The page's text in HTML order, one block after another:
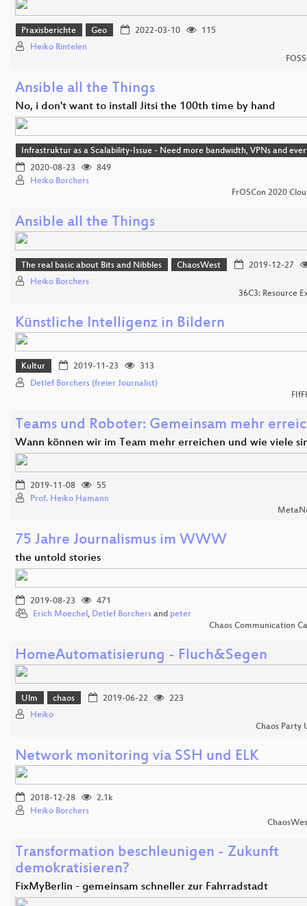
Praxisberichte Geo 2022-03-10
115
Heiko Rintelen
Ansible all the Things
No, i don't want to install Jitsi the 100th time by hand
Infrastruktur as a Scalability-Issue - Need more bandwidth, VPNs and
2020-08-23
849
Heiko Borchers
FrOSCon 2020
Ansible all the Things
The real basic about Bits and Nibbles ChaosWest
2019-12-27
Heiko Borchers
36C3: Resource
Künstliche Intelligenz in Bildern
Kultur 2019-11-23
313
Detlef Borchers (freier Journalist)
Teams und Roboter: Gemeinsam mehr
Wann können wir im Team mehr erreichen und wie viele
2019-11-08
55
Prof. Heiko Hamann
75 Jahre Journalismus im WWW
the untold stories
2019-08-23
471
Erich Moechel, Detlef Borchers and peter
Chaos Communication
HomeAutomatisierung - Fluch&Segen
Ulm chaos 2019-06-22
223
Heiko
Chaos Party
Network monitoring via SSH und ELK
2018-12-28
2.1k
Heiko Borchers
Transformation beschleunigen - Zukunft
demokratisieren?
FixMyBerlin - gemeinsam schneller zur Fahrradstadt